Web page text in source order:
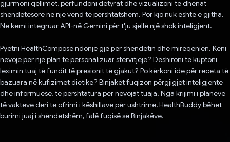
gjurmoni qëllimet, përfundoni detyrat dhe vizualizoni të dhënat
shëndetësore në një vend të përshtatshëm. Por kjo nuk është e gjitha.
Ne kemi integruar API-në Gemini për t'ju sjellë një shok inteligjent.
Pyetni HealthCompose ndonjë gjë për shëndetin dhe mirëqenien. Keni
nevojë për një plan të personalizuar stërvitjeje? Dëshironi të kuptoni
leximin tuaj të fundit të presionit të gjakut? Po kërkoni ide për receta të
bazuara në kufizimet dietike? Binjakët fuqizon përgjigjet inteligjente
dhe informuese, të përshtatura për nevojat tuaja. Nga krijimi i planeve
të vakteve deri te ofrimi i këshillave për ushtrime, HealthBuddy bëhet
burimi juaj i shëndetshëm, falë fuqisë së Binjakëve.